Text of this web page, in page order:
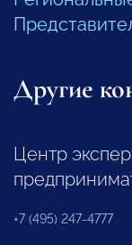
Другие
Центр
+7 (495) 247-4777